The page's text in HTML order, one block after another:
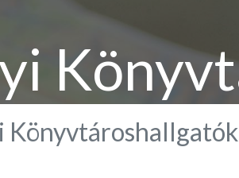
Könyvtároshallgatók